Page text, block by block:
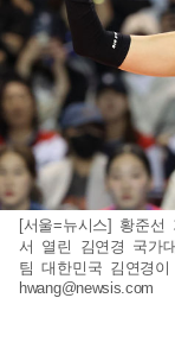
[서울=뉴시스] 황준
서 열린 김연경 국가
팀 대한민국 김연경
hwang@newsis.com